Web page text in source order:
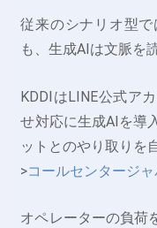
従来のシナリオ型
も、生成AIは文脈を
KDDIはLINE公式ア
せ対応に生成AIを導
ットとのやり取りを
>コールセンタージ
オペレーターの負荷